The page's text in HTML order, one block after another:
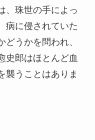
、珠世の手によっ
病に侵されていた
うかを問われ、
史郎はほとんど血
襲うことはありま